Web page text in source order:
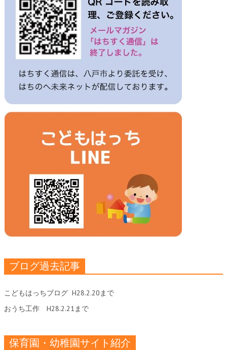
ブログ過去記事
こどもはっちブログ H28.2.20まで
おうち工作 H28.2.21まで
保育園・幼稚園サイト紹介